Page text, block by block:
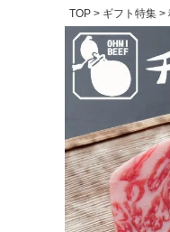
TOP ギフト特集